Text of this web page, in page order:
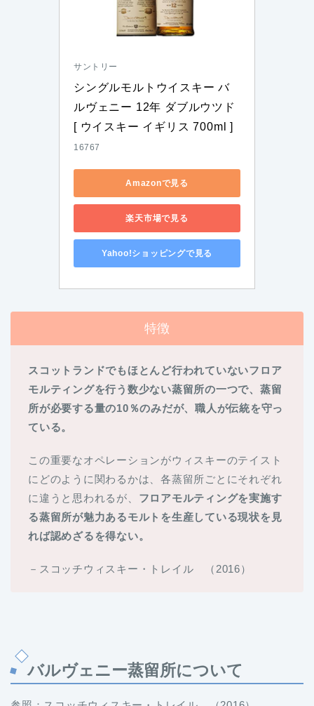
サントリー
シングルモルトウイスキー バ
ルヴェニー 12年 ダブルウツド
[ ウイスキー イギリス 700ml ]
16767
Amazonで見る
楽天市場で見る
Yahoo!ショッピングで見る
特徴
スコットランドでもほとんど行われていないフロア
モルティングを行う数少ない蒸留所の一つで、蒸留
所が必要する量の10％のみだが、職人が伝統を守っ
ている。
この重要なオペレーションがウィスキーのテイスト
にどのように関わるかは、各蒸留所ごとにそれぞれ
に違うと思われるが、 フロアモルティングを実施す
る蒸留所が魅力あるモルトを生産している現状を見
れば認めざるを得ない。
－スコッチウィスキー・トレイル （2016）
バルヴェニー蒸留所について